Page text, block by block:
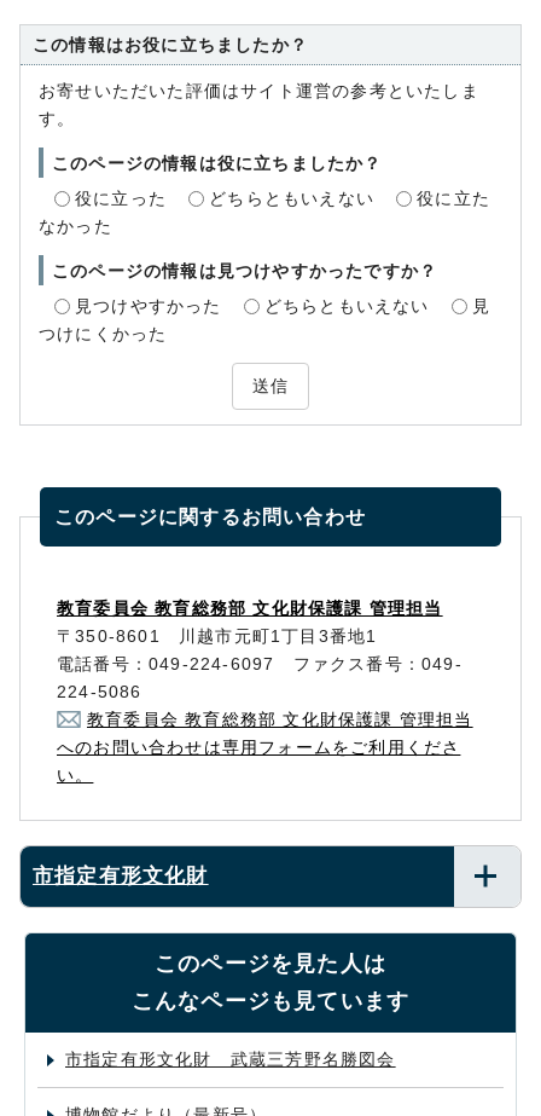
この情報はお役に立ちましたか？
お寄せいただいた評価はサイト運営の参考といたしま
す。
このページの情報は役に立ちましたか？
役に立った
どちらともいえない
役に立た
なかった
このページの情報は見つけやすかったですか？
見つけやすかった
どちらともいえない
見
つけにくかった
送信
このページに関するお問い合わせ
教育委員会 教育総務部 文化財保護課 管理担当
〒350-8601 川越市元町1丁目3番地1
電話番号：049-224-6097 ファクス番号：049-
224-5086
教育委員会 教育総務部 文化財保護課 管理担当
へのお問い合わせは専用フォームをご利用くださ
い。
市指定有形文化財
このページを見た人は
こんなページも見ています
市指定有形文化財 武蔵三芳野名勝図会